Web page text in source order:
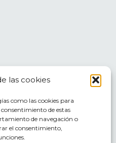
las cookies
como las cookies para
de estas
de navegación o
el consentimiento,